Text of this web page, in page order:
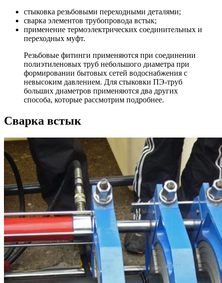
стыковка резьбовыми переходными деталями;
сварка элементов трубопровода встык;
применение термоэлектрических соединительных и
переходных муфт.
Резьбовые фитинги применяются при соединении
полиэтиленовых труб небольшого диаметра при
формировании бытовых сетей водоснабжения с
невысоким давлением. Для стыковки ПЭ-труб
больших диаметров применяются два других
способа, которые рассмотрим подробнее.
Сварка встык